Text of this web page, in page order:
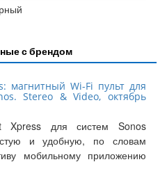
с брендом
магнитный Wi-Fi пульт для
Stereo & Video, октябрь
Xpress для систем Sonos
и удобную, по словам
мобильному приложению